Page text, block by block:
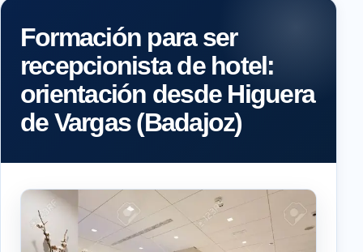
Formación para ser
recepcionista de hotel:
orientación desde Higuera
de Vargas (Badajoz)